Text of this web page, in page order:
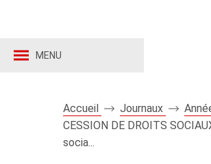
MENU
Accueil Journaux
CESSION DE DROITS
socia...